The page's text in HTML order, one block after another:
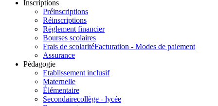
Inscriptions
Préinscriptions
Réinscriptions
Règlement financier
Bourses scolaires
Frais de scolaritéFacturation - Modes de paiement
Assurance
Pédagogie
Etablissement inclusif
Maternelle
Élémentaire
Secondairecollège - lycée